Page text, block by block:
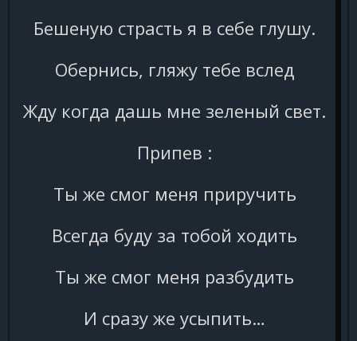
Бешеную страсть я в себе глушу.
Обернись, гляжу тебе вслед
Жду когда дашь мне зеленый свет.
Припев :
Ты же смог меня приручить
Всегда буду за тобой ходить
Ты же смог меня разбудить
И сразу же усыпить…